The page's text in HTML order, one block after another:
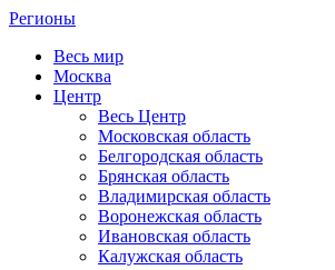
Регионы
Весь мир
Москва
Центр
Весь Центр
Московская область
Белгородская область
Брянская область
Владимирская область
Воронежская область
Ивановская область
Калужская область